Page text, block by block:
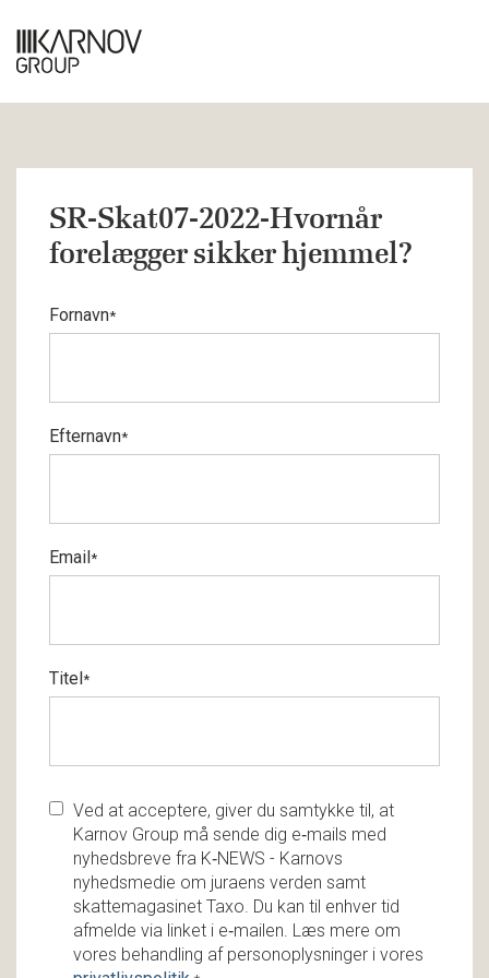
SR-Skat07-2022-Hvornår
forelægger sikker hjemmel?
Fornavn*
Efternavn*
Email*
Titel*
Ved at acceptere, giver du samtykke til, at
Karnov Group må sende dig e‑mails med
nyhedsbreve fra K‑NEWS - Karnovs
nyhedsmedie om juraens verden samt
skattemagasinet Taxo. Du kan til enhver tid
afmelde via linket i e‑mailen. Læs mere om
vores behandling af personoplysninger i vores